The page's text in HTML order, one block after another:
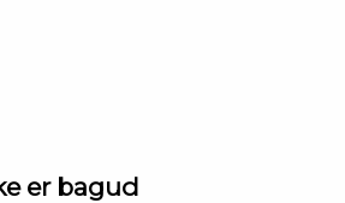
er bagud